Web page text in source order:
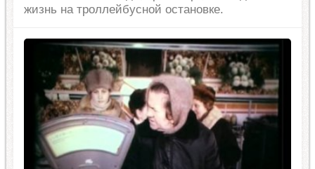
жизнь на троллейбусной остановке.